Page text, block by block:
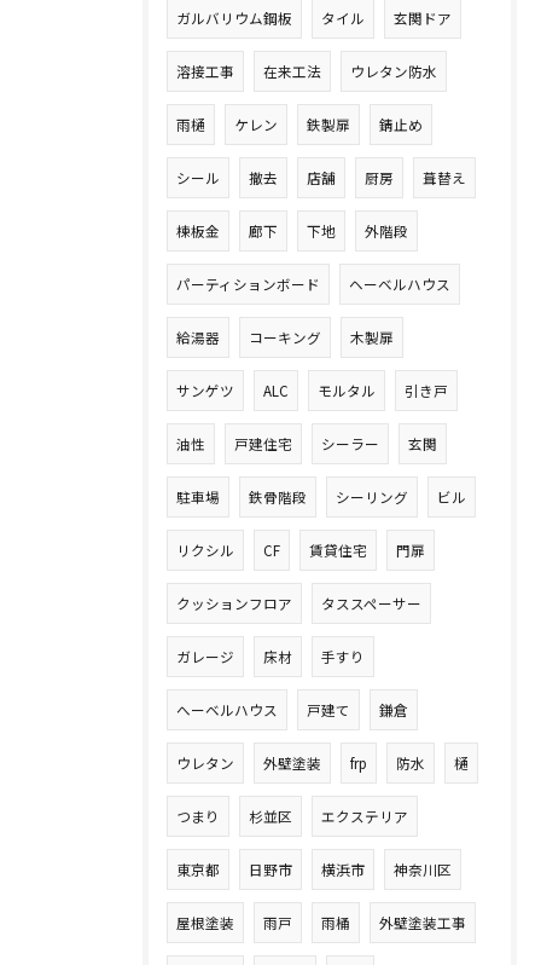
ガルバリウム鋼板 タイル 玄関ドア
溶接工事 在来工法 ウレタン防水
雨樋 ケレン 鉄製扉 錆止め
シール 撤去 店舗 厨房 葺替え
棟板金 廊下 下地 外階段
パーティションボード ヘーベルハウス
給湯器 コーキング 木製扉
サンゲツ ALC モルタル 引き戸
油性 戸建住宅 シーラー 玄関
駐車場 鉄骨階段 シーリング ビル
リクシル CF 賃貸住宅 門扉
クッションフロア タススペーサー
ガレージ 床材 手すり
へーベルハウス 戸建て 鎌倉
ウレタン 外壁塗装 frp 防水 樋
つまり 杉並区 エクステリア
東京都 日野市 横浜市 神奈川区
屋根塗装 雨戸 雨桶 外壁塗装工事